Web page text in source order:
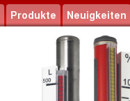
Produkte Neuigkeiten